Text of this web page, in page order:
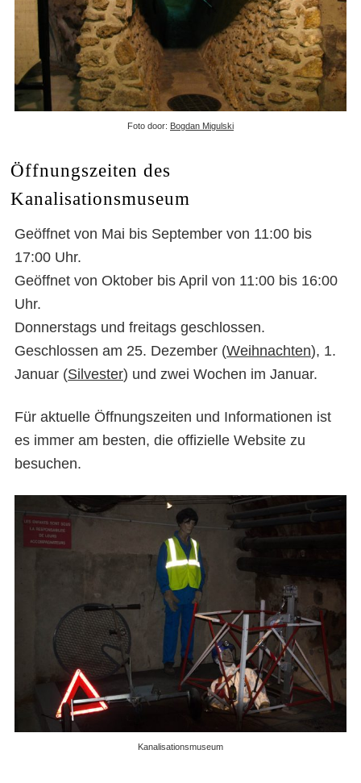
Foto door: Bogdan Migulski
Öffnungszeiten des
Kanalisationsmuseum
Geöffnet von Mai bis September von 11:00 bis
17:00 Uhr.
Geöffnet von Oktober bis April von 11:00 bis 16:00
Uhr.
Donnerstags und freitags geschlossen.
Geschlossen am 25. Dezember (Weihnachten), 1.
Januar (Silvester) und zwei Wochen im Januar.
Für aktuelle Öffnungszeiten und Informationen ist
es immer am besten, die offizielle Website zu
besuchen.
Kanalisationsmuseum